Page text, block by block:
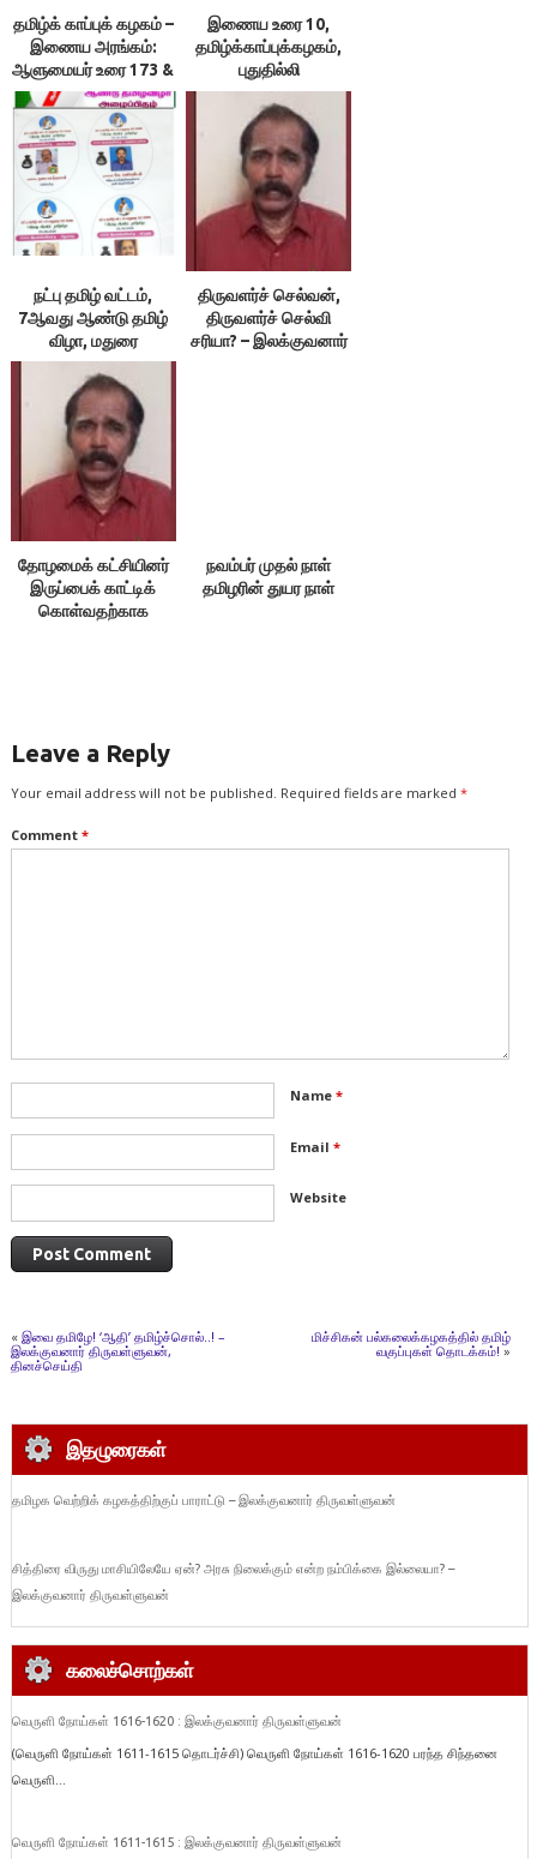
தமிழ்க் காப்புக் கழகம் –
இணைய அரங்கம்:
ஆளுமையர் உரை 173 &
174 ; நூலரங்கம்
இணைய உரை 10,
தமிழ்க்காப்புக்கழகம்,
புதுதில்லி
நட்பு தமிழ் வட்டம்,
7ஆவது ஆண்டு தமிழ்
விழா, மதுரை
திருவளர்ச் செல்வன்,
திருவளர்ச் செல்வி
சரியா? – இலக்குவனார்
தோழமைக் கட்சியினர்
இருப்பைக் காட்டிக்
கொள்வதற்காக
நவம்பர் முதல் நாள்
தமிழரின் துயர நாள்
Leave a Reply
Your email address will not be published. Required fields are marked *
Comment *
Name *
Email *
Website
« இவை தமிழே! ‘ஆதி’ தமிழ்ச்சொல்..! –
இலக்குவனார் திருவள்ளுவன்,
தினச்செய்தி
மிச்சிகன் பல்கலைக்கழகத்தில் தமிழ்
வகுப்புகள் தொடக்கம்! »
இதழுரைகள்
தமிழக வெற்றிக் கழகத்திற்குப் பாராட்டு – இலக்குவனார் திருவள்ளுவன்
சித்திரை விருது மாசியிலேயே ஏன்? அரசு நிலைக்கும் என்ற நம்பிக்கை இல்லையா? –
இலக்குவனார் திருவள்ளுவன்
கலைச்சொற்கள்
வெருளி நோய்கள் 1616-1620 : இலக்குவனார் திருவள்ளுவன்
(வெருளி நோய்கள் 1611-1615 தொடர்ச்சி) வெருளி நோய்கள் 1616-1620 பரந்த சிந்தனை
வெருளி...
வெருளி நோய்கள் 1611-1615 : இலக்குவனார் திருவள்ளுவன்